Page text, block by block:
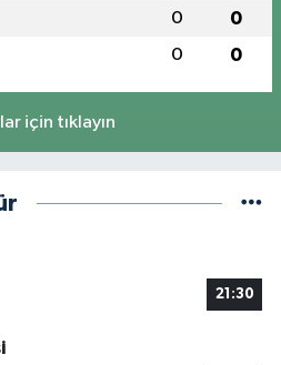
0 0
0 0
için tıklayın
21:30